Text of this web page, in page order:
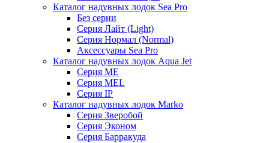
Каталог надувных лодок Sea Pro
Без серии
Серия Лайт (Light)
Серия Нормал (Normal)
Аксессуары Sea Pro
Каталог надувных лодок Aqua Jet
Серия ME
Серия MEL
Серия IP
Каталог надувных лодок Marko
Серия Зверобой
Серия Эконом
Серия Барракуда